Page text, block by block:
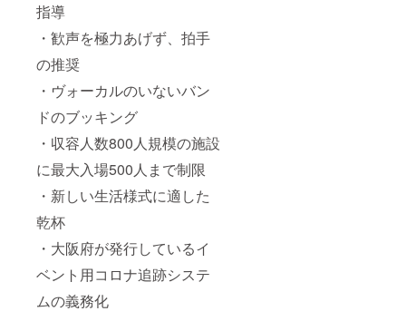
指導
・歓声を極力あげず、拍手
の推奨
・ヴォーカルのいないバン
ドのブッキング
・収容人数800人規模の施設
に最大入場500人まで制限
・新しい生活様式に適した
乾杯
・大阪府が発行しているイ
ベント用コロナ追跡システ
ムの義務化